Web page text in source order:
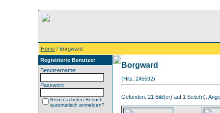
Home/ Borgward
Registrierte Benutzer
Benutzername:
Passwort:
Beim nächsten Besuch
automatisch anmelden?
Borgward
(Hits: 245592)
Gefunden: 21 Bild(er) auf 1 Seite(n).